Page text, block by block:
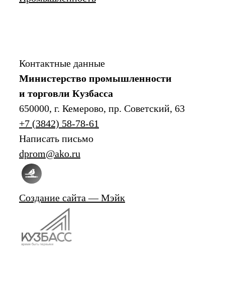
Контактные данные
Министерство промышленности
и торговли Кузбасса
650000, г. Кемерово, пр. Советский, 63
+7 (3842) 58-78-61
Написать письмо
dprom@ako.ru
Создание сайта — Мэйк